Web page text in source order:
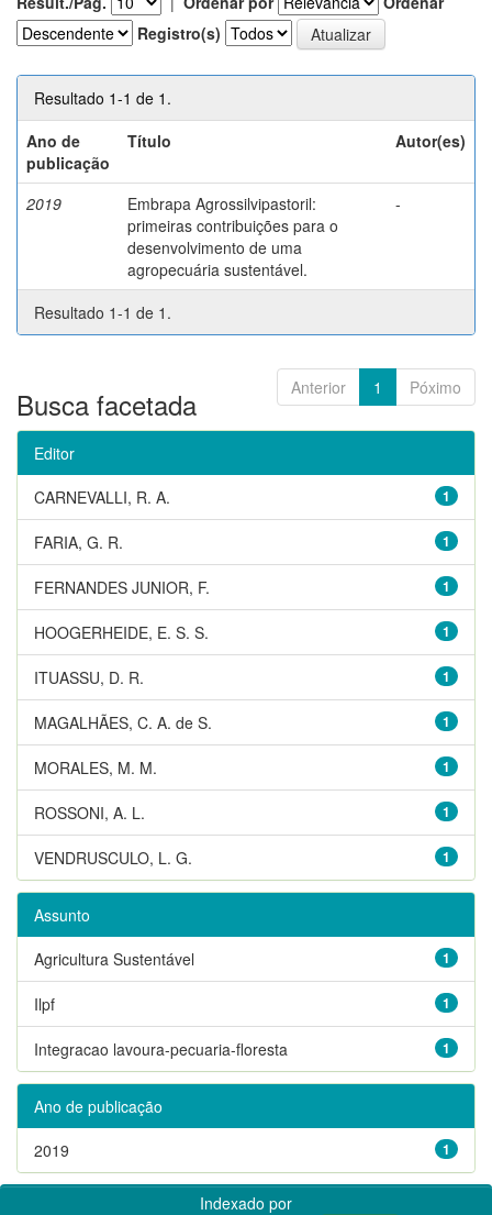
Registro(s)
Resultado 1-1 de 1.
Ano de
publicação
Título Autor(es)
2019
Embrapa Agrossilvipastoril:
primeiras contribuições para o
desenvolvimento de uma
agropecuária sustentável.
-
Resultado 1-1 de 1.
Anterior 1 Póximo
Busca facetada
Editor
1
CARNEVALLI, R. A.
1
FARIA, G. R.
1
FERNANDES JUNIOR, F.
1
HOOGERHEIDE, E. S. S.
1
ITUASSU, D. R.
1
MAGALHÃES, C. A. de S.
1
MORALES, M. M.
1
ROSSONI, A. L.
1
VENDRUSCULO, L. G.
Assunto
1
Agricultura Sustentável
1
Ilpf
1
Integracao lavoura-pecuaria-floresta
Ano de publicação
1
2019
Indexado por